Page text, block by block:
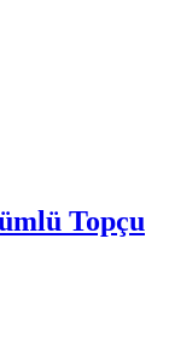
Topçu